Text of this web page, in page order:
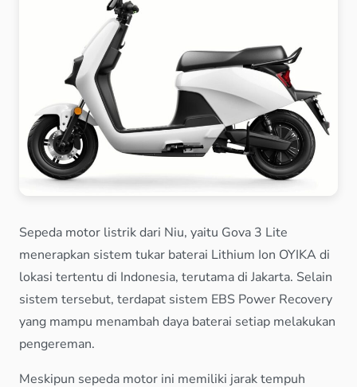
Sepeda motor listrik dari Niu, yaitu Gova 3 Lite
menerapkan sistem tukar baterai Lithium Ion OYIKA di
lokasi tertentu di Indonesia, terutama di Jakarta. Selain
sistem tersebut, terdapat sistem EBS Power Recovery
yang mampu menambah daya baterai setiap melakukan
pengereman.
Meskipun sepeda motor ini memiliki jarak tempuh